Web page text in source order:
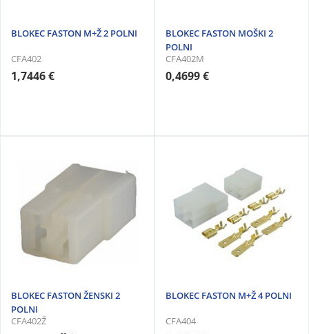
BLOKEC FASTON M+Ž 2 POLNI
CFA402
1,7446 €
BLOKEC FASTON MOŠKI 2
POLNI
CFA402M
0,4699 €
BLOKEC FASTON ŽENSKI 2
POLNI
CFA402Ž
BLOKEC FASTON M+Ž 4 POLNI
CFA404